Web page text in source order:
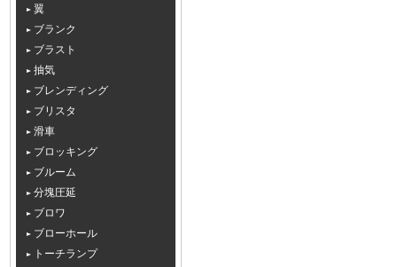
翼
ブランク
ブラスト
抽気
ブレンディング
ブリスタ
滑車
ブロッキング
ブルーム
分塊圧延
ブロワ
ブローホール
トーチランプ